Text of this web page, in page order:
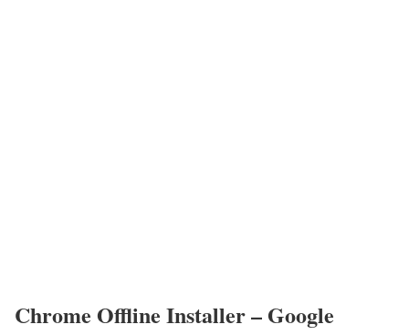
Chrome Offline Installer – Google